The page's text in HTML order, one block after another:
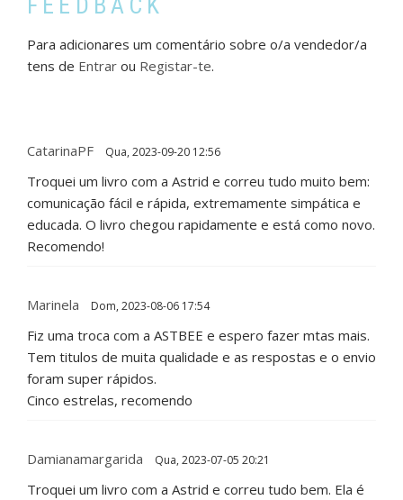
Para adicionares um comentário sobre o/a vendedor/a
tens de Entrar ou Registar-te.
CatarinaPF Qua, 2023-09-20 12:56
Troquei um livro com a Astrid e correu tudo muito bem:
comunicação fácil e rápida, extremamente simpática e
educada. O livro chegou rapidamente e está como novo.
Recomendo!
Marinela Dom, 2023-08-06 17:54
Fiz uma troca com a ASTBEE e espero fazer mtas mais.
Tem titulos de muita qualidade e as respostas e o envio
foram super rápidos.
Cinco estrelas, recomendo
Damianamargarida Qua, 2023-07-05 20:21
Troquei um livro com a Astrid e correu tudo bem. Ela é